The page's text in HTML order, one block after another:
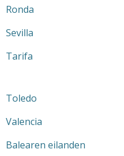
Ronda
Sevilla
Tarifa
Toledo
Valencia
Balearen eilanden